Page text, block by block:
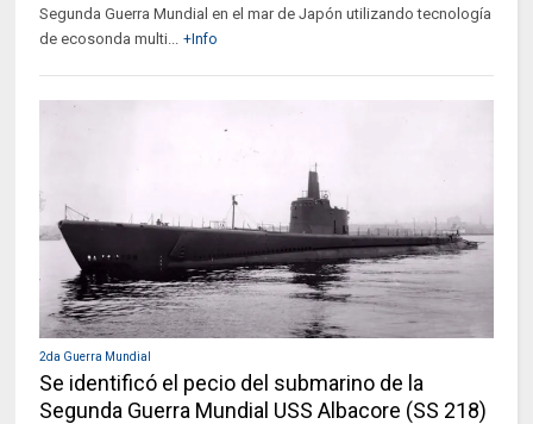
Segunda Guerra Mundial en el mar de Japón utilizando tecnología
de ecosonda multi... +Info
2da Guerra Mundial
Se identificó el pecio del submarino de la
Segunda Guerra Mundial USS Albacore (SS 218)